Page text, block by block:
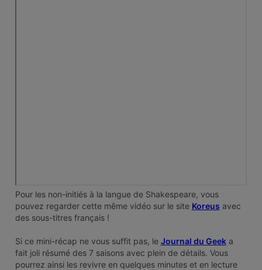
Pour les non-initiés à la langue de Shakespeare, vous
pouvez regarder cette même vidéo sur le site Koreus avec
des sous-titres français !
Si ce mini-récap ne vous suffit pas, le Journal du Geeka
fait joli résumé des 7 saisons avec plein de détails. Vous
pourrez ainsi les revivre en quelques minutes et en lecture